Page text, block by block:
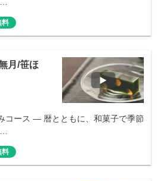
料
月/笹ほ
コース ― 暦とともに、和菓子で季節
料